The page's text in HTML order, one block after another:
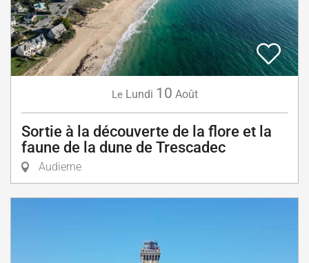
Le Lundi 10 Août
Sortie à la découverte de la flore et la
faune de la dune de Trescadec
Audierne